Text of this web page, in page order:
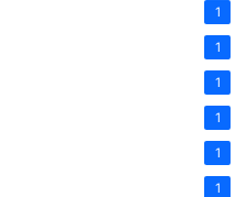
1
1
1
1
1
1